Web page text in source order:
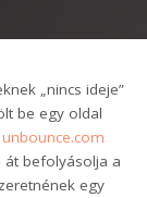
„nincs ideje”
be egy oldal
unbounce.com
át befolyásolja a
egy